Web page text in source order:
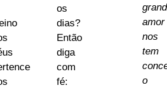
os
dias?
Então
diga
com
fé:
amor
nos
tem
o